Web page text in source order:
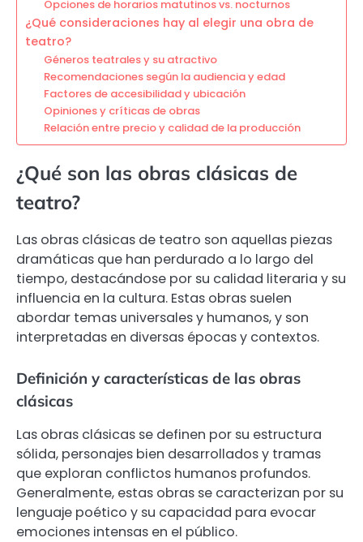
Opciones de horarios matutinos vs. nocturnos
¿Qué consideraciones hay al elegir una obra de
teatro?
Géneros teatrales y su atractivo
Recomendaciones según la audiencia y edad
Factores de accesibilidad y ubicación
Opiniones y críticas de obras
Relación entre precio y calidad de la producción
¿Qué son las obras clásicas de
teatro?
Las obras clásicas de teatro son aquellas piezas
dramáticas que han perdurado a lo largo del
tiempo, destacándose por su calidad literaria y su
influencia en la cultura. Estas obras suelen
abordar temas universales y humanos, y son
interpretadas en diversas épocas y contextos.
Definición y características de las obras
clásicas
Las obras clásicas se definen por su estructura
sólida, personajes bien desarrollados y tramas
que exploran conflictos humanos profundos.
Generalmente, estas obras se caracterizan por su
lenguaje poético y su capacidad para evocar
emociones intensas en el público.